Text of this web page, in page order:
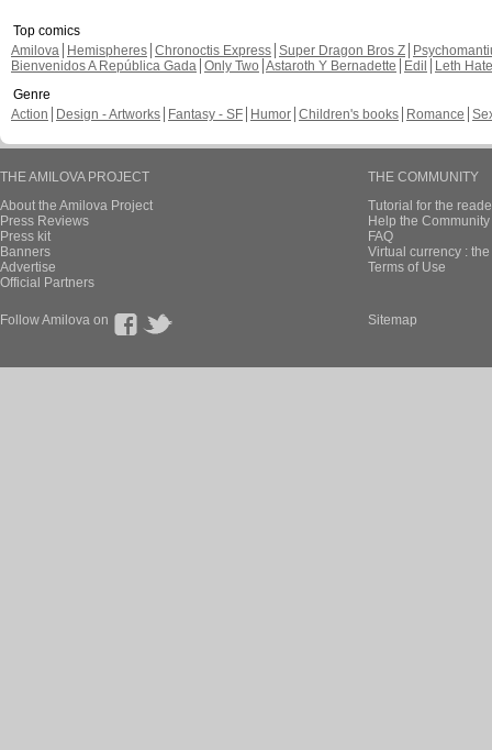
Top comics
Amilova
Hemispheres Chronoctis Express Super Dragon Bros Z
Bienvenidos A República Gada Only Two Astaroth Y Bernadette Edil
Leth Hate
Genre
Action
Design - Artworks Fantasy - SF Humor Children's books Romance
THE AMILOVA PROJECT
About the Amilova Project
Press Reviews
Press kit
Banners
Advertise
Official Partners
THE COMMUNITY
Tutorial for the
Help the
FAQ
Virtual currency :
Terms of Use
Follow Amilova on Sitemap